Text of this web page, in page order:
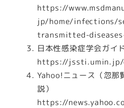
https://
jp/home/infections/
transmitted-
日本性感染症学会ガイ
https://jssti.umin.jp/
Yahoo!ニュース（忽那
説）
https://